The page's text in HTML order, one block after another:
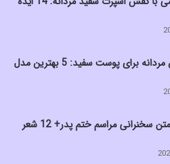
رنگ پیراهن مردانه برای پوست سفید: 5 بهترین مدل
24 بهترین متن سخنرانی مراسم ختم پدر+ 12 شعر